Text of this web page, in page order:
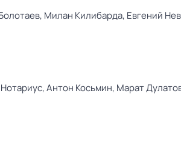
Милан Килибарда, Евгений
Антон Косьмин, Марат